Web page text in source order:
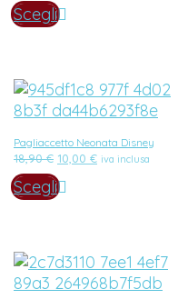
Scegli
Pagliaccetto Neonata Disney
18,90€ Il
originale
era:
10,00 €Iliva inclusa
Scegli